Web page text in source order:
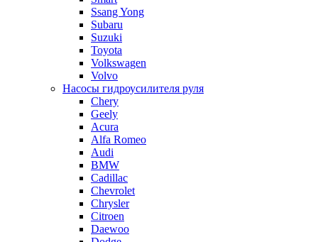
Ssang Yong
Subaru
Suzuki
Toyota
Volkswagen
Volvo
Насосы гидроусилителя руля
Chery
Geely
Acura
Alfa Romeo
Audi
BMW
Cadillac
Chevrolet
Chrysler
Citroen
Daewoo